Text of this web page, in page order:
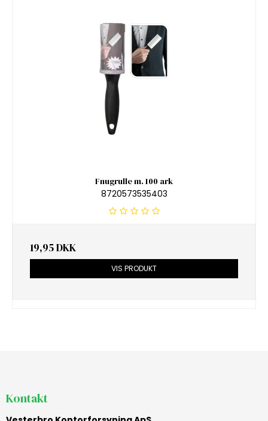
Fnugrulle m. 100 ark
8720573535403
19,95 DKK
VIS PRODUKT
Kontakt